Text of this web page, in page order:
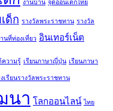
งานบ้าน จุดอ่อนเด็กไทย
ด็ก รางวัลพระราชทาน รางวัล
นที่ท่องเที่ยว อินเทอร์เน็ต
ความรู้ เรียนภาษาญี่ปุ่น เรียนภาษา
เรียนรางวัลพระราชทาน
นา โลกออนไลน์ ไทย